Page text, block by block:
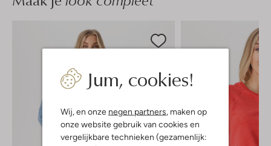
Jum, cookies!
Wij, en onze negen partners , maken op
onze website gebruik van cookies en
vergelijkbare technieken (gezamenlijk: